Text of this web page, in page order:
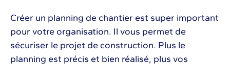
Créer un planning de chantier est super important
pour votre organisation. Il vous permet de
sécuriser le projet de construction. Plus le
planning est précis et bien réalisé, plus vos